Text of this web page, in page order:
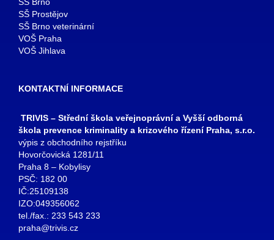
SŠ Prostějov
SŠ Brno veterinární
VOŠ Praha
VOŠ Jihlava
KONTAKTNÍ INFORMACE
TRIVIS – Střední škola veřejnoprávní a Vyšší odborná
škola prevence kriminality a krizového řízení Praha, s.r.o.
výpis z obchodního rejstříku
Hovorčovická 1281/11
Praha 8 – Kobylisy
PSČ: 182 00
IČ:25109138
IZO:049356062
tel./fax.: 233 543 233
praha@trivis.cz